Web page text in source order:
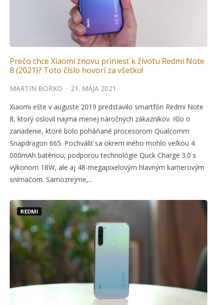
Prečo chce Xiaomi znovu priniesť k životu Redmi Note
8 (2021)? Toto číslo hovorí za všetko!
MARTIN BORKO · 21. MÁJA 2021
Xiaomi ešte v auguste 2019 predstavilo smartfón Redmi Note
8, ktorý oslovil najmä menej náročných zákazníkov. Išlo o
zariadenie, ktoré bolo poháňané procesorom Qualcomm
Snapdragon 665. Pochváliť sa okrem iného mohlo veľkou 4
000mAh batériou, podporou technológie Quck Charge 3.0 s
výkonom 18W, ale aj 48-megapixelovým hlavným kamerovým
snímačom. Samozrejme,...
REDMI